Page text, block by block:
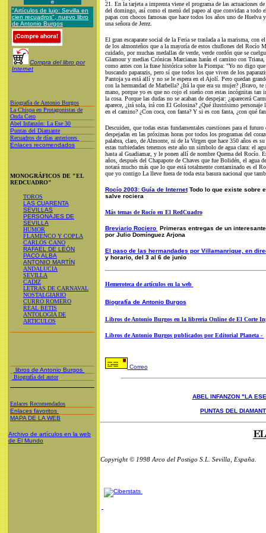
"Artículos de lujo: Sevilla en
cien recuadros", nuevo libro
de Antonio Burgos
Compra del libro por
Internet
Biografía de Antonio Burgos
La Chispa en Protagonistas de
Onda Cero
Abel Infanzón: La Ese 30
Puntas del Diamante
Recuadros de días anteriores
Enlaces recomendados
MONOGRÁFICOS DE "EL
REDCUADRO"
TOROS
LAS CUARENTA
SEVILLAS
PERSONAJES DE
SEVILLA
HUMOR
FLAMENCO Y COPLA
CARLOS CANO
RAFAEL DE LEÓN
PACO ALBA
ANTONIO MARTÍN
ANDALUCIA
SEVILLA
CADIZ
LETRAS DE CARNAVAL
NOSTALGIARIO
CURRO ROMERO
REAL BETIS
ANTOLOGÍA DE
ARTICULOS
libros de Antonio Burgos
Biografía del autor
Enlaces Recomendados
Enlaces favoritos
MAPA DE LA WEB
Archivo de artículos en la web
de El Mundo
21. En la tarjeta a imprenta viene el programa de las actuaciones
del domingo, así como el menú del papeo al que convidan a todo
papas con chocos famosas que hace todos los años uno de Huelva
una señora de Jerez.
El gran escaparate social de la Feria se traslada a la marisma, con
de los almonteños que a la mayoría de estos chuflones del Rocío
cuidado, por muchas medallas de verde, verde cordón que se
Glamour y medias Crónicas Marcianas harán el camino con
como antes con la frase histórica sobre la Piompa: "Yo no digo
buscando paparazis, pero sí que todos los que viven de los
Pantoja ya está allí y no se le espera en el Ajolí. Pero quedan
con la hermandad de Marbella? ¿Irá la que era su mujer? ¡Bravo,
mano, porque yo es que no cojo el sueño con estas incógnitas tan
la cosa. Porque las dudas no se acaban de despejar: ¿aparecerá
aparece, ¿irá sola, irá con El Golosina? ¿Qué ilustrísimo personaje
en el camino? ¿Con coca, con fanta? Y si es con fanta, ¿con qué
Descuiden, que todas estas fundamentales cuestiones para el
despejadas en las próximas horas por todos los programas del
palabra, claro, de Almonte, ni de la Virgen que hace 350 años es
estas turbiedades tenemos este año un símbolo de agua clara: el
hasta al Guadiamar, y le ponen allí de nombre Quema del Rocío.
años, después del Chapapote de Chaves que fue Bolidén, el agua
notará mucho más que lo que está totalmente contaminado es el
que yo contigo La lleve fuera de toda esta basura nacional que
Rocío 2003: Guía de InternetTodo lo que existe sobre
salve rociera
Más temas de Rocío en El RedCuadro
Breviario Rociero Primeras entregas de un
por Julio Domínguez Arjona
El paso de las hermandades por Villamanrique, en
y horario, del 3 al 6 de junio
Hemeroteca de artículos en la web
Biografía de Antonio Burgos
Libros de Antonio Burgos en la libreria Online de El Corte
Libros de Antonio Burgos publicados por Editorial Planeta -
Correo
ABEL INFANZON "LA
PUNTAS DEL
Copyright © 1998 Arco del Postigo S.L. Sevilla, España.